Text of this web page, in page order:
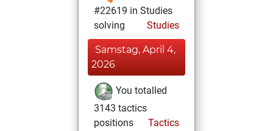
#22619 in Studies
solving
Studies
Samstag, April 4,
2026
You totalled
3143 tactics
positions
Tactics